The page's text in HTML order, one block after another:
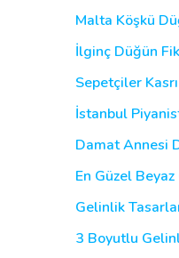
Malta Köşkü
İlginç Düğün
Sepetçiler
İstanbul
Damat Annesi
En Güzel
Gelinlik
3 Boyutlu